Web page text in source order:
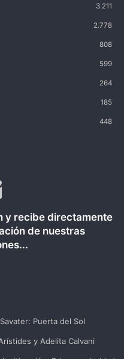
3.211
2.778
808
599
264
185
448
y recibe directamente
de nuestras
Puerta del Sol
y Adelita Calvani